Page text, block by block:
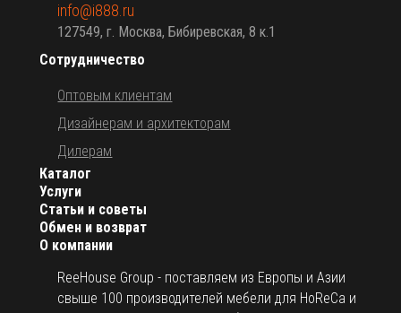
О компании
ReeHouse Group - поставляем из Европы и Азии
свыше 100 производителей мебели для HoReCa и
Каталог
Услуги
Статьи и советы
Обмен и возврат
Сотрудничество
Оптовым клиентам
Дизайнерам и архитекторам
Дилерам
info@i888.ru
127549, г. Москва, Бибиревская, 8 к.1